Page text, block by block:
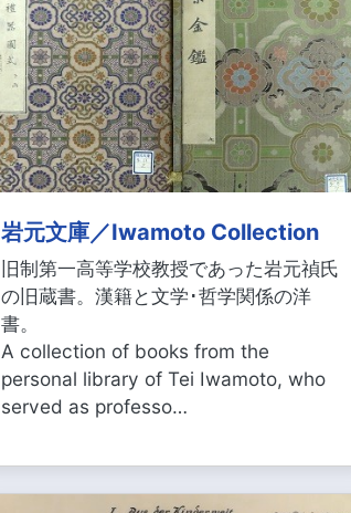
岩元文庫／Iwamoto Collection
旧制第一高等学校教授であった岩元禎氏
の旧蔵書。漢籍と文学･哲学関係の洋
書。
A collection of books from the
personal library of Tei Iwamoto, who
served as professo…